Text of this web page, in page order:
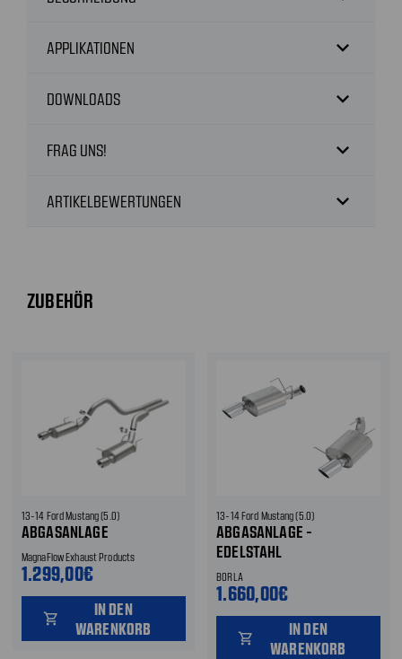
APPLIKATIONEN expand_more
DOWNLOADS expand_more
FRAG UNS! expand_more
ARTIKELBEWERTUNGEN expand_more
ZUBEHÖR
13-14 Ford Mustang (5.0)
ABGASANLAGE
MagnaFlow Exhaust Products
1.299,00€
shopping_cart
IN DEN
WARENKORB
13-14 Ford Mustang (5.0)
ABGASANLAGE -
EDELSTAHL
BORLA
1.660,00€
shopping_cart
IN DEN
WARENKORB